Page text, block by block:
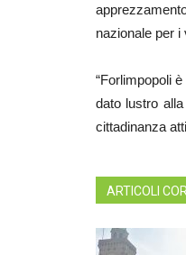
nazionale per i
“Forlimpopoli
dato lustro
cittadinanza
ARTICOLI